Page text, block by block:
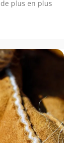
plus en plus